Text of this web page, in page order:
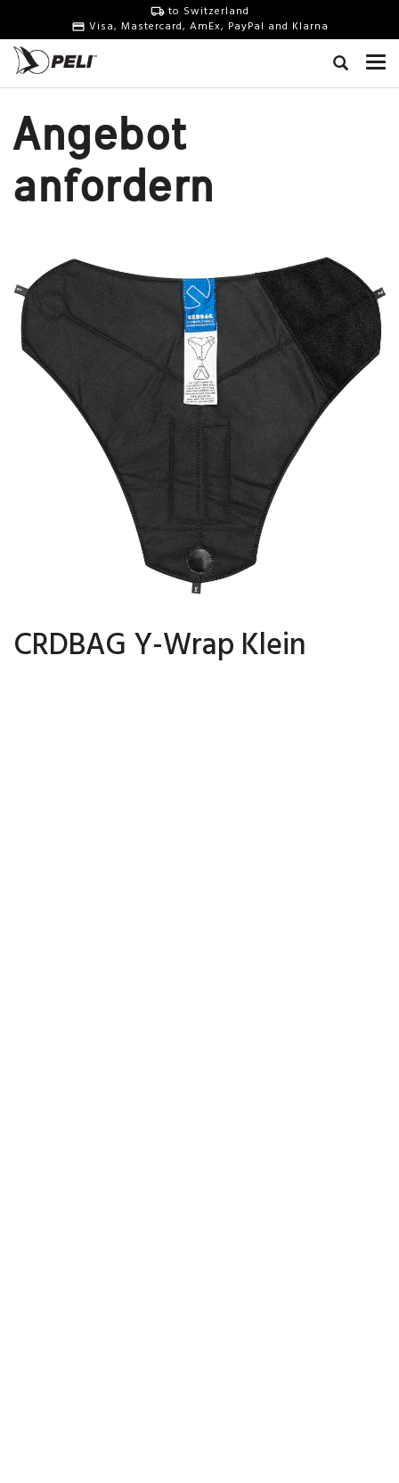
to Switzerland
Visa, Mastercard, AmEx, PayPal and Klarna
Angebot
anfordern
CRDBAG Y-Wrap Klein